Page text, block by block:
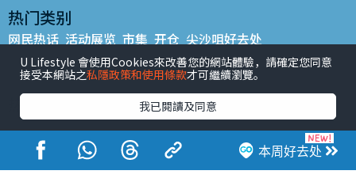
本周好去处
热门类别
网民热话 活动展览 市集 开仓 尖沙咀好去处
铜锣湾好去处 元朗好去处 荃湾好去处 旺角好去处 社会
餐厅情报 户外郊游
热门标签
#UGO揾好去处 #人气活动推介 #美食社群热话
#亲子玩乐好去处
#ULifestyle应用程式
#限时抢
#UJetso礼物放送
#ULifestyle商户中心 #著数 #网络热话
U Lifestyle 會使用Cookies來改善您的網站體驗，請確定您同意
接受本網站之私隱政策和使用條款才可繼續瀏覽。
我已閱讀及同意